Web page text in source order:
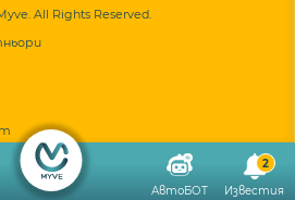
АвтоБОТ
2
Известия
All Rights Reserved.